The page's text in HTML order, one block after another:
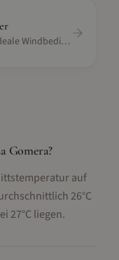
Endlose Sandstrände und ideale Windbedingungen
Gomera?
auf
26°C
27°C liegen.